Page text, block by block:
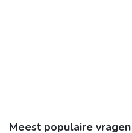
Meest populaire vragen